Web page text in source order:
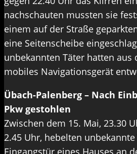
nachschauten mussten sie
einem auf der Straße
eine Seitenscheibe
unbekannten Täter hatten aus
mobiles Navigationsgerät
Übach-Palenberg – Nach
Pkw gestohlen
Zwischen dem 15. Mai, 23.30
2.45 Uhr, hebelten